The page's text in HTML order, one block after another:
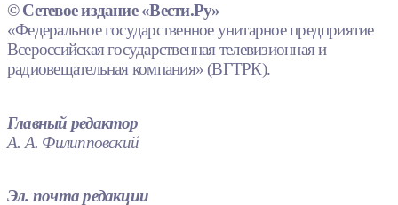
© Сетевое издание «Вести.Ру»
«Федеральное государственное унитарное предприятие
Всероссийская государственная телевизионная и
радиовещательная компания» (ВГТРК).
Главный редактор
А. А. Филипповский
Эл. почта редакции